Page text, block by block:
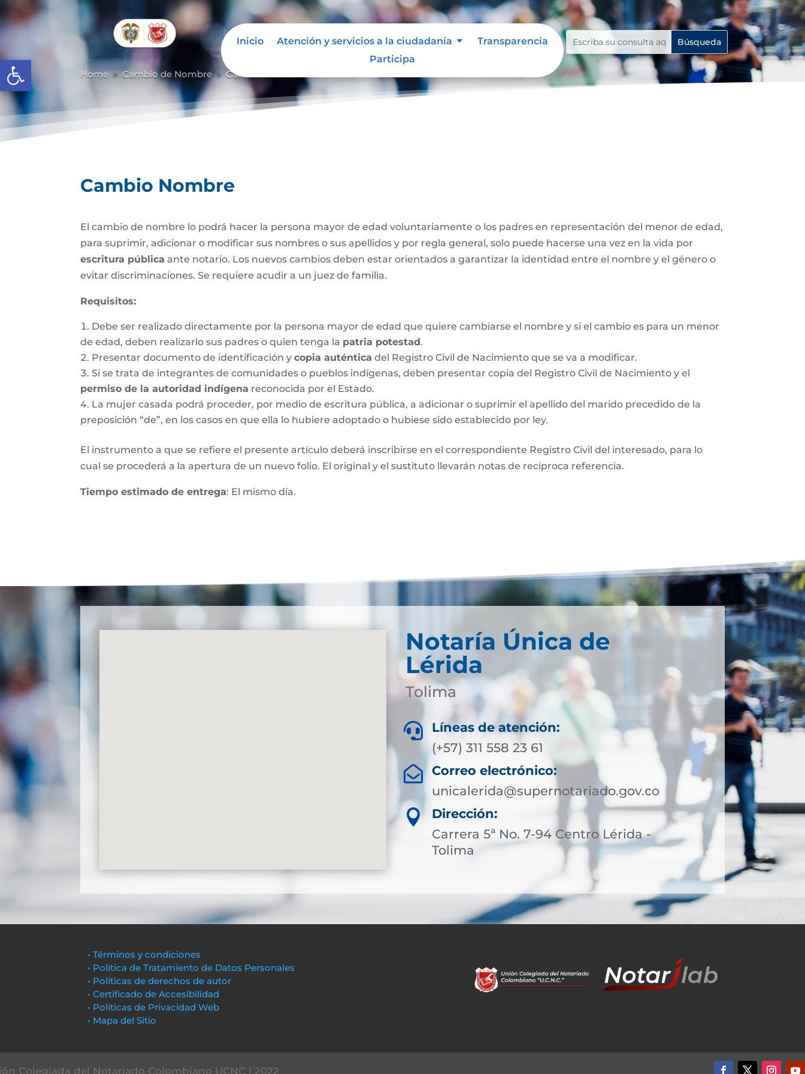
Abrir barra de herramientas
Inicio Atención y servicios a la ciudadanía
Transparencia
Participa
Home 9 Cambio de Nombre 9 Cambio Nombre
Cambio Nombre
El cambio de nombre lo podrá hacer la persona mayor de edad voluntariamente o los padres en representación del menor de edad,
para suprimir, adicionar o modificar sus nombres o sus apellidos y por regla general, solo puede hacerse una vez en la vida por
escritura pública ante notario. Los nuevos cambios deben estar orientados a garantizar la identidad entre el nombre y el género o
evitar discriminaciones. Se requiere acudir a un juez de familia.
Requisitos:
Debe ser realizado directamente por la persona mayor de edad que quiere cambiarse el nombre y si el cambio es para un menor
de edad, deben realizarlo sus padres o quien tenga la patria potestad.
Presentar documento de identificación ycopia auténtica del Registro Civil de Nacimiento que se va a modificar.
Si se trata de integrantes de comunidades o pueblos indígenas, deben presentar copia del Registro Civil de Nacimiento y el
permiso de la autoridad indígena reconocida por el Estado.
La mujer casada podrá proceder, por medio de escritura pública, a adicionar o suprimir el apellido del marido precedido de la
preposición “de”, en los casos en que ella lo hubiere adoptado o hubiese sido establecido por ley.
El instrumento a que se refiere el presente artículo deberá inscribirse en el correspondiente Registro Civil del interesado, para lo
cual se procederá a la apertura de un nuevo folio. El original y el sustituto llevarán notas de recíproca referencia.
Tiempo estimado de entrega: El mismo día.
Notaría Única de
Lérida
Tolima

Líneas de atención:
(+57) 311 558 23 61

Correo electrónico:
unicalerida@supernotariado.gov.co

Dirección:
Carrera 5ª No. 7-94 Centro Lérida -
Tolima
• Términos y condiciones
• Política de Tratamiento de Datos Personales
• Políticas de derechos de autor
• Certificado de Accesibilidad
• Políticas de Privacidad Web
• Mapa del Sitio
Colegiada del Notariado Colombiano UCNC | 2022